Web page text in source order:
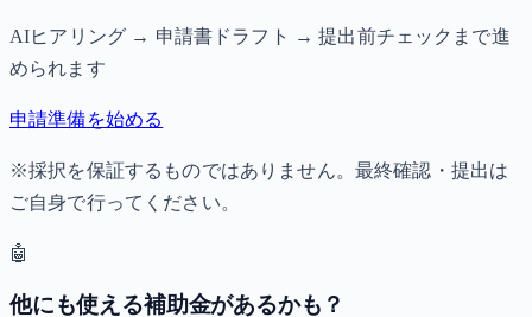
AIヒアリング → 申請書ドラフト → 提出前チェックまで進
められます
申請準備を始める
※採択を保証するものではありません。最終確認・提出は
ご自身で行ってください。
🤖
他にも使える補助金があるかも？